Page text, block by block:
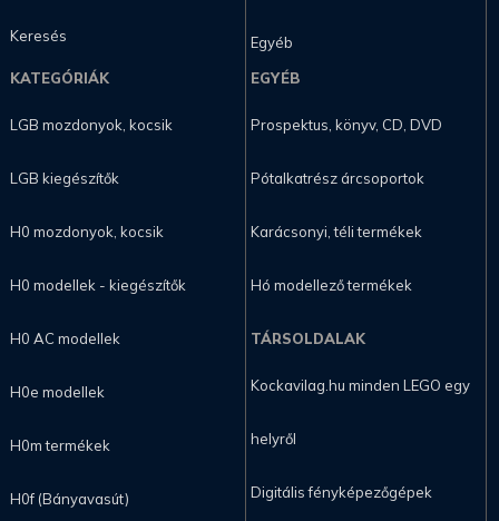
Keresés
Egyéb
KATEGÓRIÁK
LGB mozdonyok, kocsik
LGB kiegészítők
H0 mozdonyok, kocsik
H0 modellek - kiegészítők
H0 AC modellek
H0e modellek
H0m termékek
H0f (Bányavasút)
EGYÉB
Prospektus, könyv, CD, DVD
Pótalkatrész árcsoportok
Karácsonyi, téli termékek
Hó modellező termékek
TÁRSOLDALAK
Kockavilag.hu minden LEGO egy
helyről
Digitális fényképezőgépek